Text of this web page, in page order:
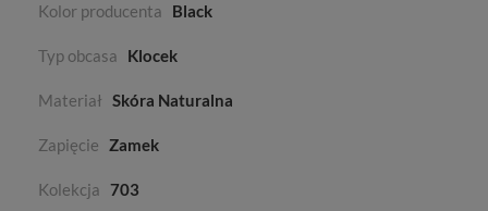
Kolor producenta Black
Typ obcasa Klocek
Materiał Skóra Naturalna
Zapięcie Zamek
Kolekcja 703